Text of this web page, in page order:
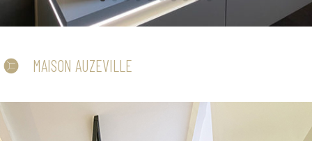
MAISON AUZEVILLE